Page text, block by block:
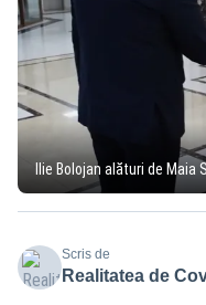
Ilie Bolojan alături de Maia
Scris de
Realitatea de